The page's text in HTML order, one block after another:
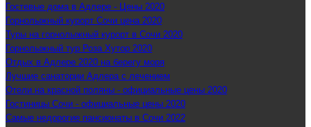
Гостевые дома в Адлере - Цены 2020
Горнолыжный курорт Сочи цена 2020
Туры на горнолыжный курорт в Сочи 2020
Горнолыжный тур Роза Хутор 2020
Отдых в Адлере 2020 на берегу моря
Лучшие санатории Адлера с лечением
Отели на красной поляны - официальные цены 2020
Гостиницы Сочи - официальные цены 2020
Самые недорогие пансионаты в Сочи 2022